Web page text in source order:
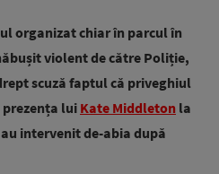
organizat chiar în parcul în
violent de către Poliție,
scuză faptul că priveghiul
luiKate Middleton la
intervenit de-abia după